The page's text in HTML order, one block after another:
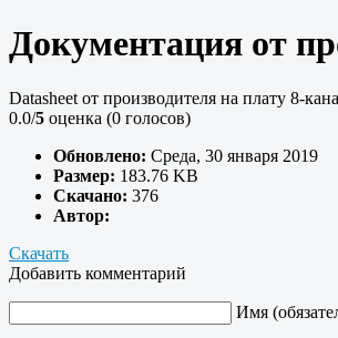
Документация от
Datasheet от производителя на плату 8-
0.0/5 оценка (0 голосов)
Обновлено: Среда, 30 января 2019
Размер: 183.76 KB
Скачано: 376
Автор:
Скачать
Добавить комментарий
Имя